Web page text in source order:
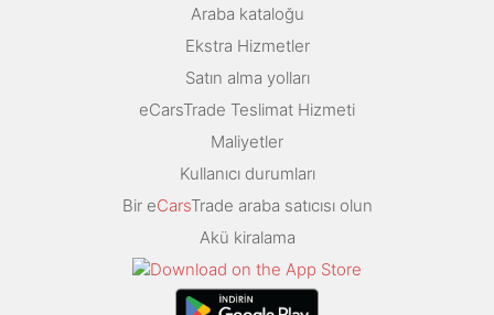
Araba kataloğu
Ekstra Hizmetler
Satın alma yolları
eCarsTrade Teslimat Hizmeti
Maliyetler
Kullanıcı durumları
Bir eCarsTrade araba satıcısı olun
Akü kiralama